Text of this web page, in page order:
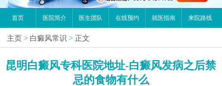
首页 医院简介 医生团队 在线预约 就医指南 来院路线
主页 > 白癜风常识 > 正文
昆明白癜风专科医院地址-白癜风发病之后禁
忌的食物有什么